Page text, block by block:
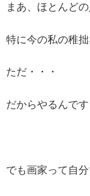
まあ、ほとんど
特に今の私の稚
ただ・・・
だからやるんです
でも画家って自